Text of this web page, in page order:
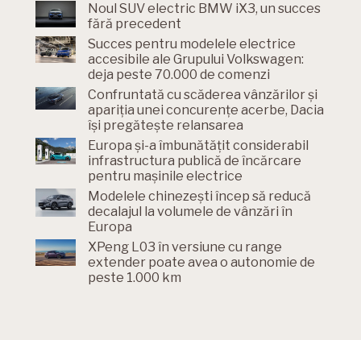
Noul SUV electric BMW iX3, un succes
fără precedent
Succes pentru modelele electrice
accesibile ale Grupului Volkswagen:
deja peste 70.000 de comenzi
Confruntată cu scăderea vânzărilor și
apariția unei concurențe acerbe, Dacia
își pregătește relansarea
Europa și-a îmbunătățit considerabil
infrastructura publică de încărcare
pentru mașinile electrice
Modelele chinezești încep să reducă
decalajul la volumele de vânzări în
Europa
XPeng L03 în versiune cu range
extender poate avea o autonomie de
peste 1.000 km